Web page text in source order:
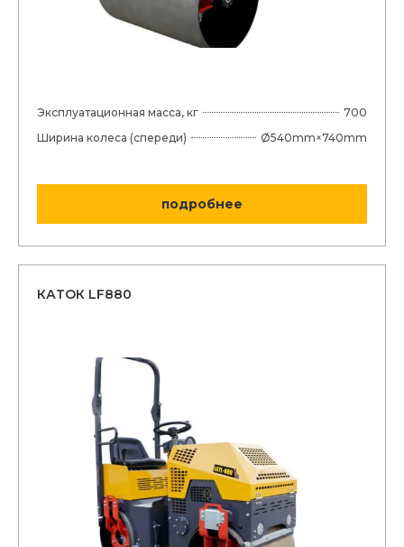
Эксплуатационная масса, кг
700
Ширина колеса (спереди)
Ø540mm×740mm
подробнее
КАТОК LF880